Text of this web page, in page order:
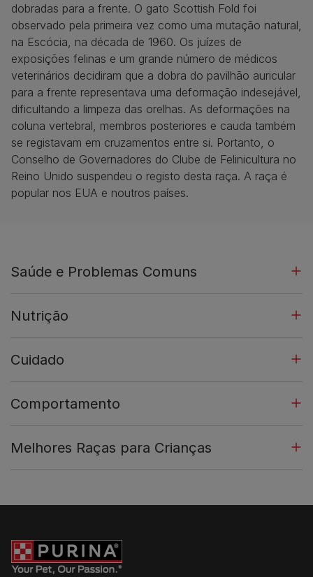
dobradas para a frente. O gato Scottish Fold foi
observado pela primeira vez como uma mutação natural,
na Escócia, na década de 1960. Os juízes de
exposições felinas e um grande número de médicos
veterinários decidiram que a dobra do pavilhão auricular
para a frente representava uma deformação indesejável,
dificultando a limpeza das orelhas. As deformações na
coluna vertebral, membros posteriores e cauda também
se registavam em cruzamentos entre si. Portanto, o
Conselho de Governadores do Clube de Felinicultura no
Reino Unido suspendeu o registo desta raça. A raça é
popular nos EUA e noutros países.
Saúde e Problemas Comuns
Nutrição
Cuidado
Comportamento
Melhores Raças para Crianças